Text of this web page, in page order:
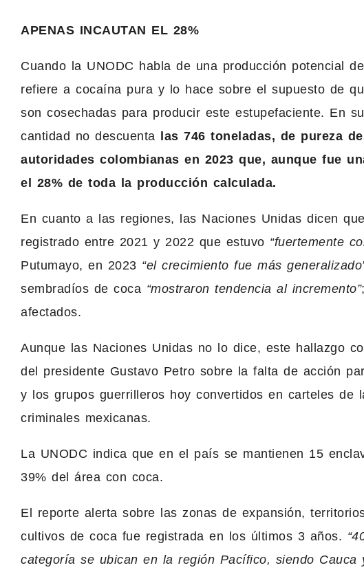
APENAS INCAUTAN EL 28%
Cuando la UNODC habla de una producción potencial
refiere a cocaína pura y lo hace sobre el supuesto de
son cosechadas para producir este estupefaciente. En
cantidad no descuenta
las 746 toneladas, de pureza
autoridades colombianas en 2023 que, aunque fue
el 28% de toda la producción calculada.
En cuanto a las regiones, las Naciones Unidas dicen
registrado entre 2021 y 2022 que estuvo “fuertemente
Putumayo, en 2023 “el crecimiento fue más
sembradíos de coca “mostraron tendencia al incremento”
afectados.
Aunque las Naciones Unidas no lo dice, este hallazgo
del presidente Gustavo Petro sobre la falta de acción
y los grupos guerrilleros hoy convertidos en carteles de
criminales mexicanas.
La UNODC indica que en el país se mantienen 15
39% del área con coca.
El reporte alerta sobre las zonas de expansión,
cultivos de coca fue registrada en los últimos 3 años.
categoría se ubican en la región Pacífico, siendo Cauca